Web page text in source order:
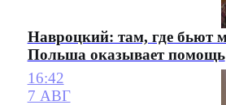
Навроцкий: там, где бьют
Польша оказывает помощь
16:42
7 АВГ